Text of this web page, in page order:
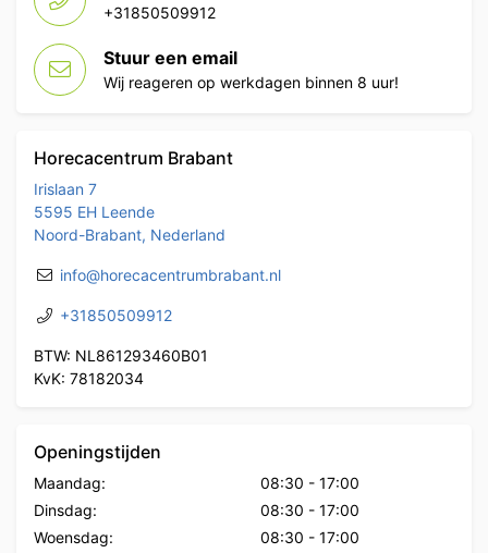
+31850509912
Stuur een email
Wij reageren op werkdagen binnen 8 uur!
Horecacentrum Brabant
Irislaan 7
5595 EH Leende
Noord-Brabant, Nederland
info@horecacentrumbrabant.nl
+31850509912
BTW: NL861293460B01
KvK: 78182034
Openingstijden
Maandag: 08:30 - 17:00
Dinsdag:
08:30 - 17:00
Woensdag:
08:30 - 17:00